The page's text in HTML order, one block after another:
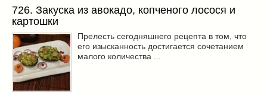
726. Закуска из авокадо, копченого лосося и
картошки
Прелесть сегодняшнего рецепта в том, что
его изысканность достигается сочетанием
малого количества ...